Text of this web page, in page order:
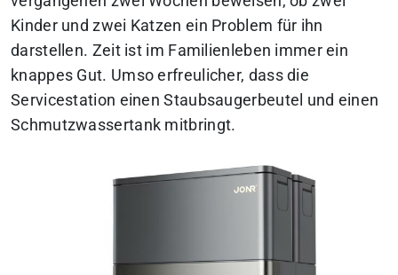
Kinder und zwei Katzen ein Problem für ihn
darstellen. Zeit ist im Familienleben immer ein
knappes Gut. Umso erfreulicher, dass die
Servicestation einen Staubsaugerbeutel und einen
Schmutzwassertank mitbringt.